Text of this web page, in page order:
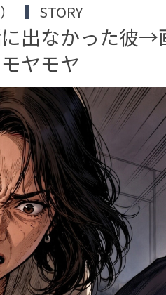
STORY
出なかった彼
ヤモヤ